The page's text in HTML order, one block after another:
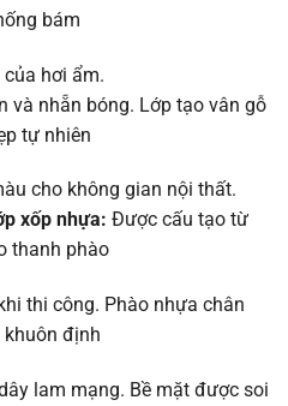
bám
hơi ẩm.
và nhẵn bóng. Lớp tạo vân gỗ
tự nhiên
cho không gian nội thất.
xốp nhựa: Được cấu tạo từ
thanh phào
thi công. Phào nhựa chân
định
lam mạng. Bề mặt được soi